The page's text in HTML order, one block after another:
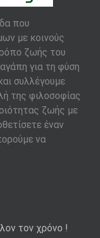
που
με κοινούς
ζωής του
για τη φύση
συλλέγουμε
της φιλοσοφίας
ζωής με
έναν
να
τον χρόνο !